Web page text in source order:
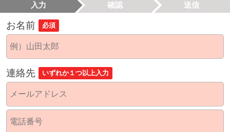
入力 確認 送信
お名前 必須
連絡先 いずれか１つ以上入力